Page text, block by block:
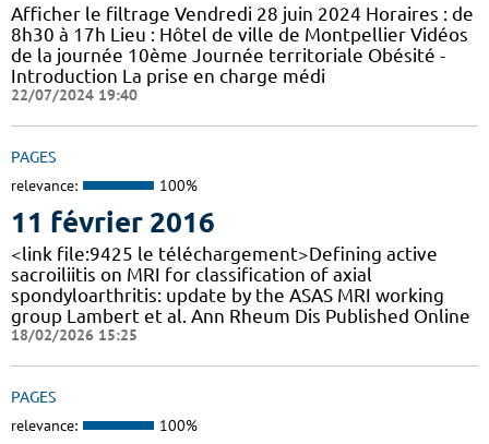
Afficher le filtrage Vendredi 28 juin 2024 Horaires : de
8h30 à 17h Lieu : Hôtel de ville de Montpellier Vidéos
de la journée 10ème Journée territoriale Obésité -
Introduction La prise en charge médi
22/07/2024 19:40
PAGES
relevance: 100%
11 février 2016
<link file:9425 le téléchargement>Defining active
sacroiliitis on MRI for classification of axial
spondyloarthritis: update by the ASAS MRI working
group Lambert et al. Ann Rheum Dis Published Online
18/02/2026 15:25
PAGES
relevance: 100%